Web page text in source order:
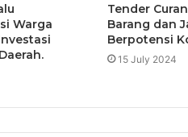
Warga
Tender
Barang dan
Berpotensi
15 July 2024